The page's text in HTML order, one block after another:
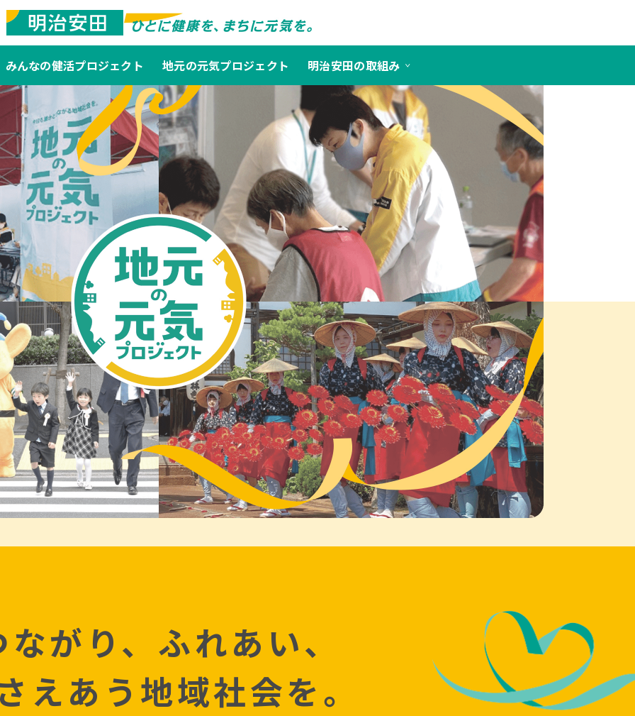
みんなの健活プロジェクト 地元の元気プロジェクト 明治安田の取組み
ながり、ふれあい、
えあう地域社会を。